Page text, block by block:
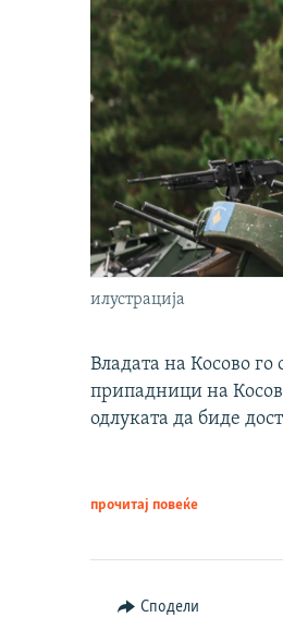
илустрација
Владата на Косово
припадници на
одлуката да биде
прочитај повеќе
Сподели